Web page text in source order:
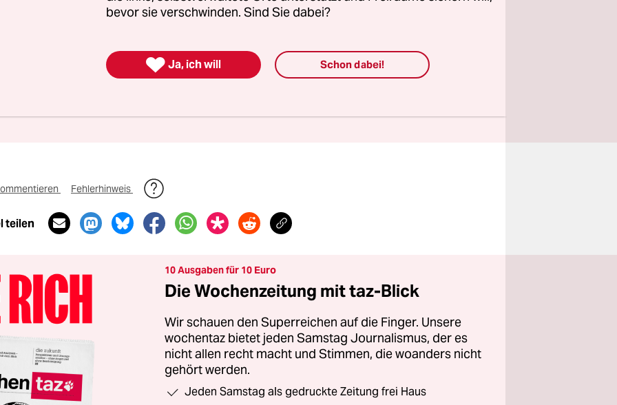
Journalismus – und zivilgesellschaftliches Engagement.
Fehlerhinweis
teilen
10 Ausgaben für 10 Euro
Die Wochenzeitung mit taz-Blick
Wir schauen den Superreichen auf die Finger. Unsere
wochentaz bietet jeden Samstag Journalismus, der es
nicht allen recht macht und Stimmen, die woanders nicht
gehört werden.
Jeden Samstag als gedruckte Zeitung frei Haus
bevor sie verschwinden. Sind Sie dabei?
 Ja, ich will Schon dabei!